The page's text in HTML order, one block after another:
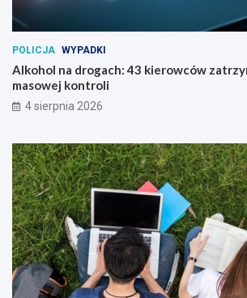
POLICJA WYPADKI
Alkohol na drogach: 43 kierowców
masowej kontroli
4 sierpnia 2026